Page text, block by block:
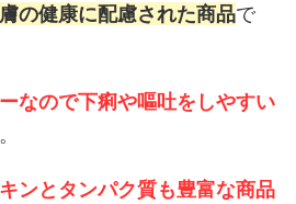
の健康に配慮された商品で
なので下痢や嘔吐をしやすい
ンとタンパク質も豊富な商品